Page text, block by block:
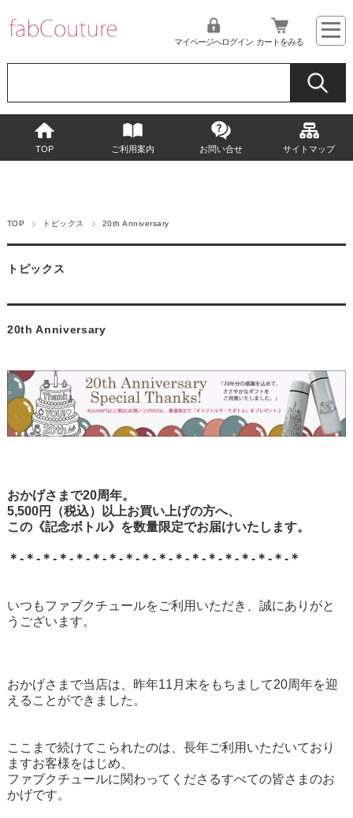
マイページへログイン カートをみる
TOP ご利用案内 お問い合せ サイトマップ
TOP トピックス 20th Anniversary
トピックス
20th Anniversary
おかげさまで20周年。
5,500円（税込）以上お買い上げの方へ、
この《記念ボトル》を数量限定でお届けいたします。
＊-＊-＊-＊-＊-＊-＊-＊-＊-＊-＊-＊-＊-＊-＊-＊-＊-＊
いつもファブクチュールをご利用いただき、誠にありがと
うございます。
おかげさまで当店は、昨年11月末をもちまして20周年を迎
えることができました。
ここまで続けてこられたのは、長年ご利用いただいており
ますお客様をはじめ、
ファブクチュールに関わってくださるすべての皆さまのお
かげです。